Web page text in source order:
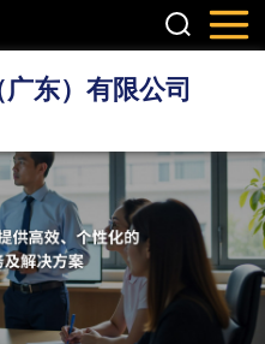
东）有限公司